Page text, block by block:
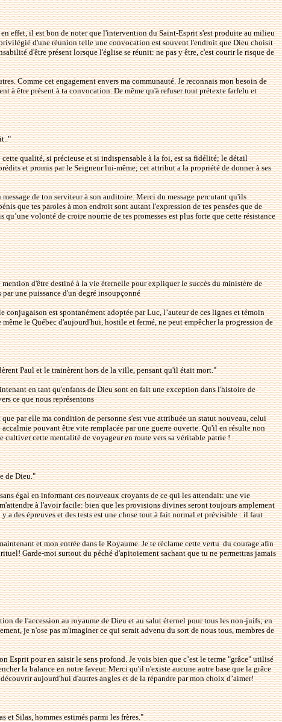
effet, il est bon de noter que l'intervention du Saint-Esprit s'est produite au milieu
d'une réunion telle une convocation est souvent l'endroit que Dieu choisit
d'être présent lorsque l'église se réunit: ne pas y être, c'est courir le risque de
Comme cet engagement envers ma communauté. Je reconnais mon besoin de
à être présent à ta convocation. De même qu'à refuser tout prétexte farfelu et
qualité, si précieuse et si indispensable à la foi, est sa fidélité; le détail
et promis par le Seigneur lui-même; cet attribut a la propriété de donner à ses
de ton serviteur à son auditoire. Merci du message percutant qu'ils
que tes paroles à mon endroit sont autant l'expression de tes pensées que de
volonté de croire nourrie de tes promesses est plus forte que cette résistance
d'être destiné à la vie éternelle pour expliquer le succès du ministère de
une puissance d'un degré insoupçonné
est spontanément adoptée par Luc, l’auteur de ces lignes et témoin
le Québec d'aujourd'hui, hostile et fermé, ne peut empêcher la progression de
Paul et le trainèrent hors de la ville, pensant qu'il était mort."
en tant qu'enfants de Dieu sont en fait une exception dans l'histoire de
ce que nous représentons
par elle ma condition de personne s'est vue attribuée un statut nouveau, celui
pouvant être vite remplacée par une guerre ouverte. Qu'il en résulte non
cultiver cette mentalité de voyageur en route vers sa véritable patrie !
de Dieu."
égal en informant ces nouveaux croyants de ce qui les attendait: une vie
à l'avoir facile: bien que les provisions divines seront toujours amplement
a des épreuves et des tests est une chose tout à fait normal et prévisible : il faut
et mon entrée dans le Royaume. Je te réclame cette vertu du courage afin
Garde-moi surtout du péché d'apitoiement sachant que tu ne permettras jamais
de l'accession au royaume de Dieu et au salut éternel pour tous les non-juifs; en
je n'ose pas m'imaginer ce qui serait advenu du sort de nous tous, membres de
Esprit pour en saisir le sens profond. Je vois bien que c’est le terme "grâce" utilisé
la balance en notre faveur. Merci qu'il n'existe aucune autre base que la grâce
aujourd'hui d'autres angles et de la répandre par mon choix d’aimer!
et Silas, hommes estimés parmi les frères."